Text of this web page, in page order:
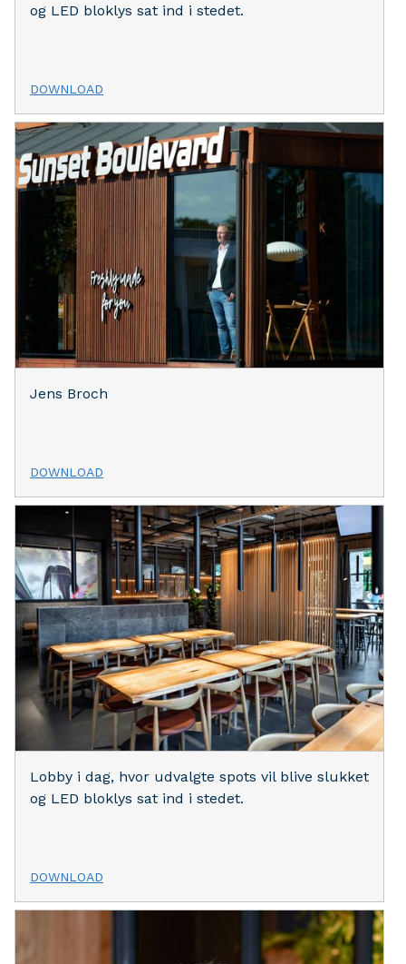
og LED bloklys sat ind i stedet.
DOWNLOAD
Jens Broch
DOWNLOAD
Lobby i dag, hvor udvalgte spots vil blive slukket
og LED bloklys sat ind i stedet.
DOWNLOAD